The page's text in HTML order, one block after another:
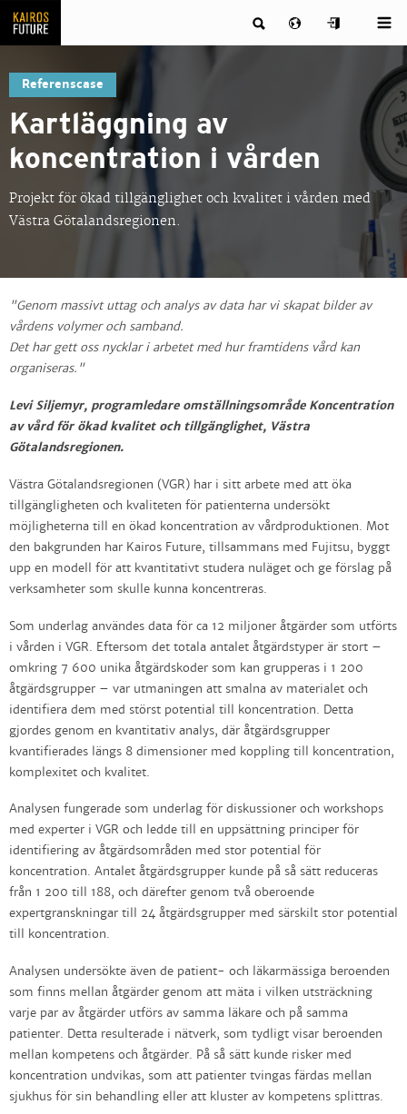
Referenscase
Kartläggning av
koncentration i vården
Projekt för ökad tillgänglighet och kvalitet i vården med
Västra Götalandsregionen.
"Genom massivt uttag och analys av data har vi skapat bilder av
vårdens volymer och samband.
Det har gett oss nycklar i arbetet med hur framtidens vård kan
organiseras."
Levi Siljemyr, programledare omställningsområde Koncentration
av vård för ökad kvalitet och tillgänglighet, Västra
Götalandsregionen.
Västra Götalandsregionen (VGR) har i sitt arbete med att öka
tillgängligheten och kvaliteten för patienterna undersökt
möjligheterna till en ökad koncentration av vårdproduktionen. Mot
den bakgrunden har Kairos Future, tillsammans med Fujitsu, byggt
upp en modell för att kvantitativt studera nuläget och ge förslag på
verksamheter som skulle kunna koncentreras.
Som underlag användes data för ca 12 miljoner åtgärder som utförts
i vården i VGR. Eftersom det totala antalet åtgärdstyper är stort –
omkring 7 600 unika åtgärdskoder som kan grupperas i 1 200
åtgärdsgrupper – var utmaningen att smalna av materialet och
identifiera dem med störst potential till koncentration. Detta
gjordes genom en kvantitativ analys, där åtgärdsgrupper
kvantifierades längs 8 dimensioner med koppling till koncentration,
komplexitet och kvalitet.
Analysen fungerade som underlag för diskussioner och workshops
med experter i VGR och ledde till en uppsättning principer för
identifiering av åtgärdsområden med stor potential för
koncentration. Antalet åtgärdsgrupper kunde på så sätt reduceras
från 1 200 till 188, och därefter genom två oberoende
expertgranskningar till 24 åtgärdsgrupper med särskilt stor potential
till koncentration.
Analysen undersökte även de patient- och läkarmässiga beroenden
som finns mellan åtgärder genom att mäta i vilken utsträckning
varje par av åtgärder utförs av samma läkare och på samma
patienter. Detta resulterade i nätverk, som tydligt visar beroenden
mellan kompetens och åtgärder. På så sätt kunde risker med
koncentration undvikas, som att patienter tvingas färdas mellan
sjukhus för sin behandling eller att kluster av kompetens splittras.